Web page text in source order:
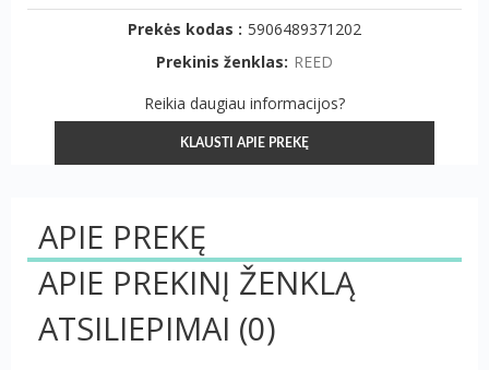
Prekės kodas : 5906489371202
Prekinis ženklas: REED
Reikia daugiau informacijos?
KLAUSTI APIE PREKĘ
APIE PREKĘ
APIE PREKINĮ ŽENKLĄ
ATSILIEPIMAI (0)